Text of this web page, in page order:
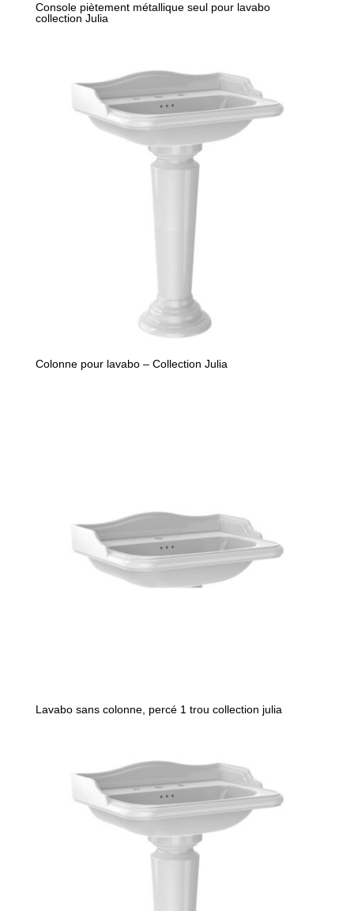
Console piètement métallique seul pour lavabo
collection Julia
Colonne pour lavabo – Collection Julia
Lavabo sans colonne, percé 1 trou collection julia